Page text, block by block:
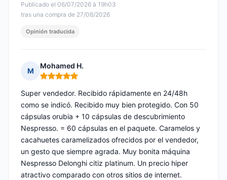
Publicado el 06/07/2026 à 19h03
tras una compra de 27/06/2026
Opinión traducida
M
Mohamed H.
Nota: 5 de 5
Super vendedor. Recibido rápidamente en 24/48h
como se indicó. Recibido muy bien protegido. Con 50
cápsulas orubia + 10 cápsulas de descubrimiento
Nespresso. = 60 cápsulas en el paquete. Caramelos y
cacahuetes caramelizados ofrecidos por el vendedor,
un gesto que siempre agrada. Muy bonita máquina
Nespresso Delonghi citiz platinum. Un precio hiper
atractivo comparado con otros sitios de internet.